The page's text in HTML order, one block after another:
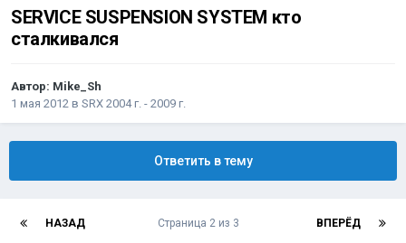
SERVICE SUSPENSION SYSTEM кто
сталкивался
Автор: Mike_Sh
1 мая 2012 в SRX 2004 г. - 2009 г.
Ответить в тему
НАЗАД ВПЕРЁД
Страница 2 из 3